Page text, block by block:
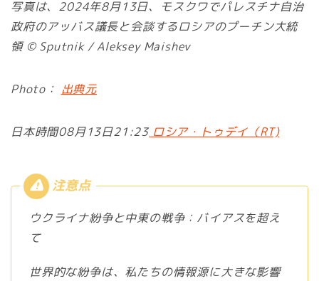
写真は、2024年8月13日、モスクワでパレスチナ自治
政府のアッバス議長と会談するロシアのプーチン大統
領 © Sputnik / Aleksey Maishev
Photo： 出典元
日本時間08月13日21:23 ロシア・トゥデイ（RT)
ウクライナ紛争と中東の戦争：バイアスを超え
て
世界的な紛争は、私たちの情報源に大きな影響